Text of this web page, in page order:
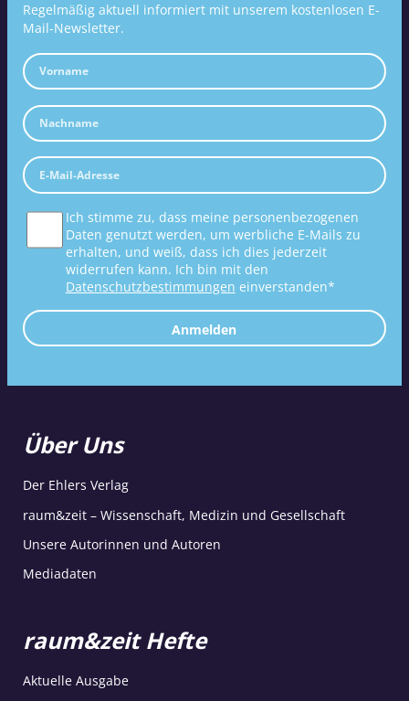
Regelmäßig aktuell informiert mit unserem kostenlosen E-
Mail-Newsletter.
Ich stimme zu, dass meine personenbezogenen
Daten genutzt werden, um werbliche E-Mails zu
erhalten, und weiß, dass ich dies jederzeit
widerrufen kann. Ich bin mit den
Datenschutzbestimmungen einverstanden*
Anmelden
Über Uns
Der Ehlers Verlag
raum&zeit – Wissenschaft, Medizin und Gesellschaft
Unsere Autorinnen und Autoren
Mediadaten
raum&zeit Hefte
Aktuelle Ausgabe